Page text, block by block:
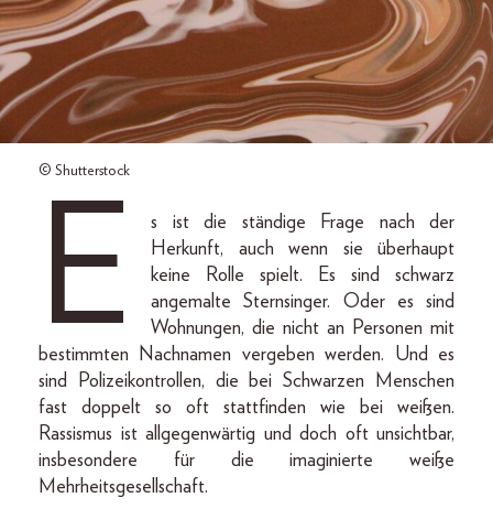
© Shutterstock
E
s ist die ständige Frage nach der
Herkunft, auch wenn sie überhaupt
keine Rolle spielt. Es sind schwarz
angemalte Sternsinger. Oder es sind
Wohnungen, die nicht an Personen mit
bestimmten Nachnamen vergeben werden. Und es
sind Polizeikontrollen, die bei Schwarzen Menschen
fast doppelt so oft stattfinden wie bei weißen.
Rassismus ist allgegenwärtig und doch oft unsichtbar,
insbesondere für die imaginierte weiße
Mehrheitsgesellschaft.